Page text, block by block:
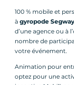
100 % mobile et
à gyropode
d’une agence ou à
nombre de
votre événement.
Animation pour
optez pour une